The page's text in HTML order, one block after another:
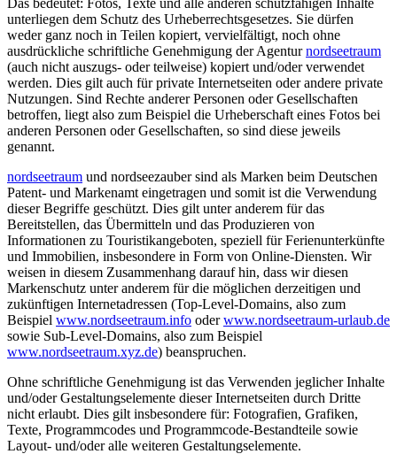
unterliegen dem Schutz des Urheberrechtsgesetzes. Sie dürfen
weder ganz noch in Teilen kopiert, vervielfältigt, noch ohne
ausdrückliche schriftliche Genehmigung der Agenturnordseetraum
(auch nicht auszugs- oder teilweise) kopiert und/oder verwendet
werden. Dies gilt auch für private Internetseiten oder andere private
Nutzungen. Sind Rechte anderer Personen oder Gesellschaften
betroffen, liegt also zum Beispiel die Urheberschaft eines Fotos bei
anderen Personen oder Gesellschaften, so sind diese jeweils
genannt.
nordseetraum und nordseezauber sind als Marken beim Deutschen
Patent- und Markenamt eingetragen und somit ist die Verwendung
dieser Begriffe geschützt. Dies gilt unter anderem für das
Bereitstellen, das Übermitteln und das Produzieren von
Informationen zu Touristikangeboten, speziell für Ferienunterkünfte
und Immobilien, insbesondere in Form von Online-Diensten. Wir
weisen in diesem Zusammenhang darauf hin, dass wir diesen
Markenschutz unter anderem für die möglichen derzeitigen und
zukünftigen Internetadressen (Top-Level-Domains, also zum
Beispiel www.nordseetraum.info oderwww.nordseetraum-urlaub.de
sowie Sub-Level-Domains, also zum Beispiel
www.nordseetraum.xyz.de) beanspruchen.
Ohne schriftliche Genehmigung ist das Verwenden jeglicher Inhalte
und/oder Gestaltungselemente dieser Internetseiten durch Dritte
nicht erlaubt. Dies gilt insbesondere für: Fotografien, Grafiken,
Texte, Programmcodes und Programmcode-Bestandteile sowie
Layout- und/oder alle weiteren Gestaltungselemente.